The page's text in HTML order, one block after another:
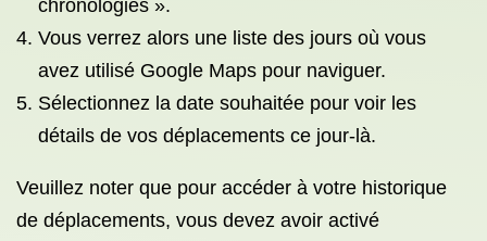
chronologies ».
Vous verrez alors une liste des jours où vous
avez utilisé Google Maps pour naviguer.
Sélectionnez la date souhaitée pour voir les
détails de vos déplacements ce jour-là.
Veuillez noter que pour accéder à votre historique
de déplacements, vous devez avoir activé